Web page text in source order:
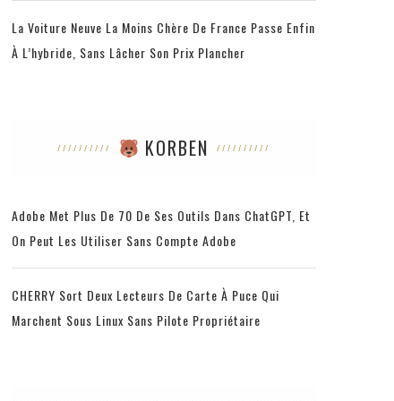
La Voiture Neuve La Moins Chère De France Passe Enfin
À L’hybride, Sans Lâcher Son Prix Plancher
KORBEN
Adobe Met Plus De 70 De Ses Outils Dans ChatGPT, Et
On Peut Les Utiliser Sans Compte Adobe
CHERRY Sort Deux Lecteurs De Carte À Puce Qui
Marchent Sous Linux Sans Pilote Propriétaire